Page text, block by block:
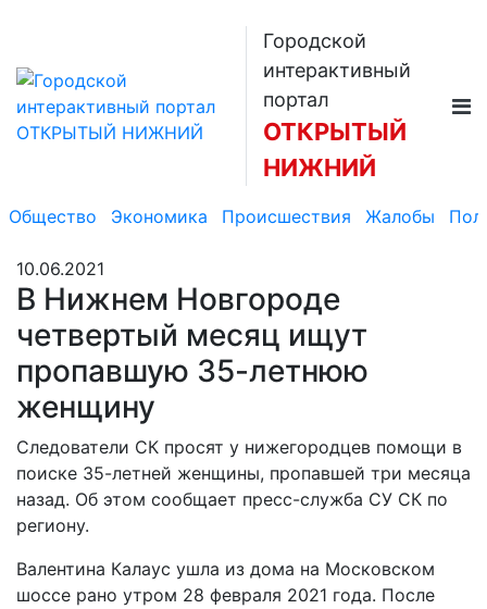
Городской
интерактивный
портал
ОТКРЫТЫЙ
НИЖНИЙ
Общество Экономика Происшествия Жалобы
10.06.2021
В Нижнем Новгороде
четвертый месяц ищут
пропавшую 35-летнюю
женщину
Следователи СК просят у нижегородцев помощи в
поиске 35-летней женщины, пропавшей три месяца
назад. Об этом сообщает пресс-служба СУ СК по
региону.
Валентина Калаус ушла из дома на Московском
шоссе рано утром 28 февраля 2021 года. После